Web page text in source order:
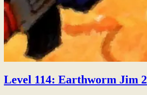
Level 114: Earthworm Jim 2